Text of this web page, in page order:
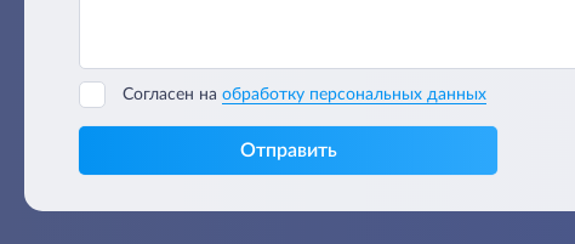
Согласен на обработку персональных данных
Отправить